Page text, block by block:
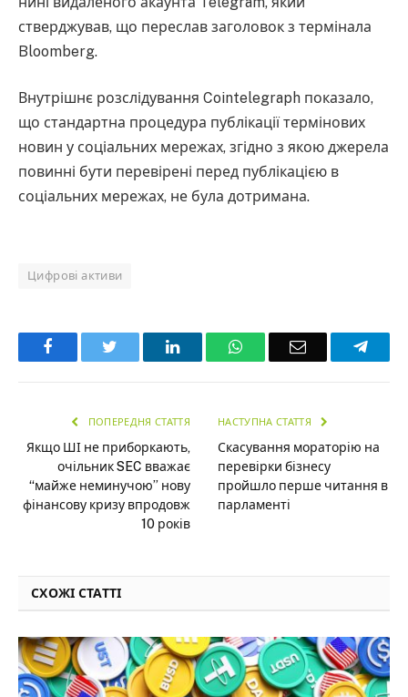
стверджував, що переслав заголовок з термінала
Bloomberg.
Внутрішнє розслідування Cointelegraph показало,
що стандартна процедура публікації термінових
новин у соціальних мережах, згідно з якою джерела
повинні бути перевірені перед публікацією в
соціальних мережах, не була дотримана.
Цифрові активи
Facebook LinkedInWhatsAppEmail
ПОПЕРЕДНЯ СТАТТЯ
Якщо ШІ не приборкають,
очільник SEC вважає
“майже неминучою” нову
фінансову кризу впродовж
10 років
НАСТУПНА СТАТТЯ
Скасування мораторію на
перевірки бізнесу
пройшло перше читання в
парламенті
СХОЖІ СТАТТІ